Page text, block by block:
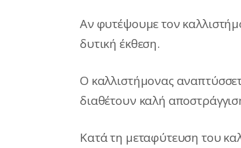
Αν φυτέψουμε τον
δυτική έκθεση.
Ο καλλιστήμονας
διαθέτουν καλή
Κατά τη μεταφύτευση του